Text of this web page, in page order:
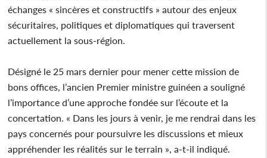
échanges « sincères et constructifs » autour des enjeux
sécuritaires, politiques et diplomatiques qui traversent
actuellement la sous-région.
Désigné le 25 mars dernier pour mener cette mission de
bons offices, l’ancien Premier ministre guinéen a souligné
l’importance d’une approche fondée sur l’écoute et la
concertation. « Dans les jours à venir, je me rendrai dans les
pays concernés pour poursuivre les discussions et mieux
appréhender les réalités sur le terrain », a-t-il indiqué.